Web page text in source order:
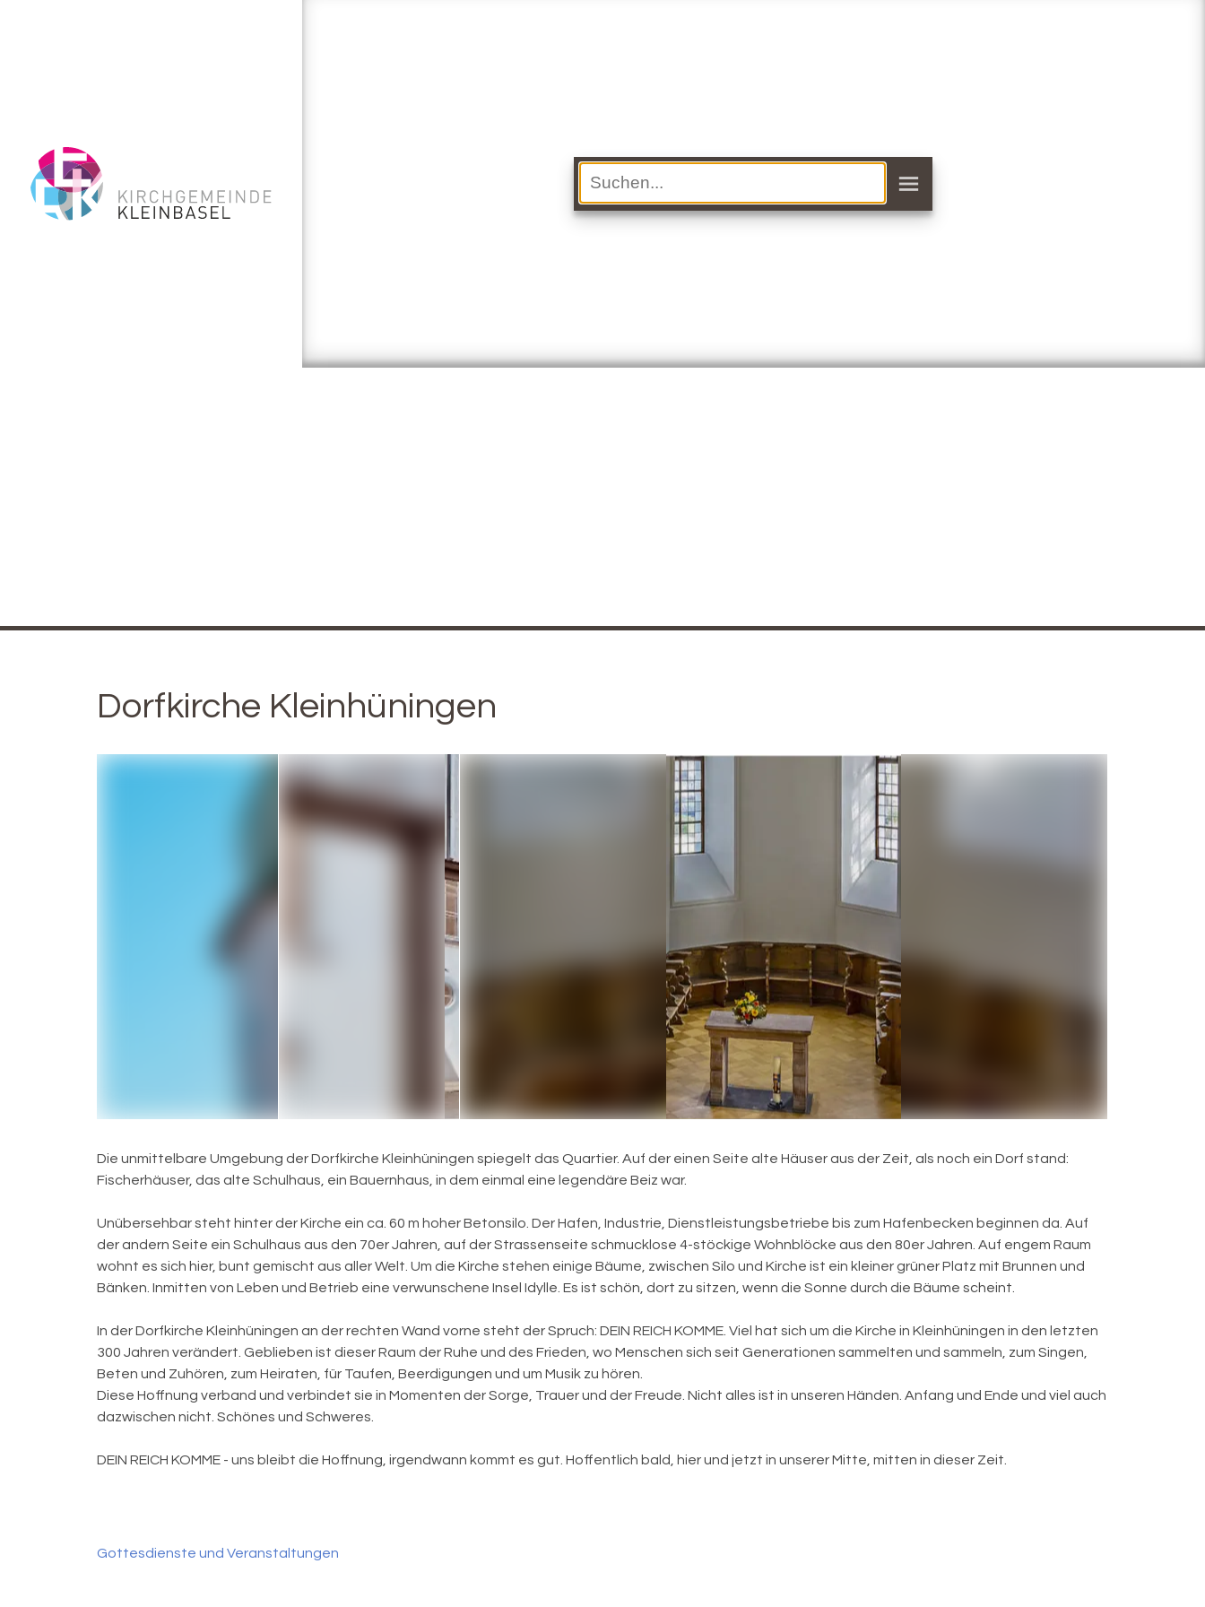
Dorfkirche Kleinhüningen
Die unmittelbare Umgebung der Dorfkirche Kleinhüningen spiegelt das Quartier. Auf der einen Seite alte Häuser aus der Zeit, als noch ein Dorf stand:
Fischerhäuser, das alte Schulhaus, ein Bauernhaus, in dem einmal eine legendäre Beiz war.
Unübersehbar steht hinter der Kirche ein ca. 60 m hoher Betonsilo. Der Hafen, Industrie, Dienstleistungsbetriebe bis zum Hafenbecken beginnen da. Auf
der andern Seite ein Schulhaus aus den 70er Jahren, auf der Strassenseite schmucklose 4-stöckige Wohnblöcke aus den 80er Jahren. Auf engem Raum
wohnt es sich hier, bunt gemischt aus aller Welt. Um die Kirche stehen einige Bäume, zwischen Silo und Kirche ist ein kleiner grüner Platz mit Brunnen und
Bänken. Inmitten von Leben und Betrieb eine verwunschene Insel Idylle. Es ist schön, dort zu sitzen, wenn die Sonne durch die Bäume scheint.
In der Dorfkirche Kleinhüningen an der rechten Wand vorne steht der Spruch: DEIN REICH KOMME. Viel hat sich um die Kirche in Kleinhüningen in den letzten
300 Jahren verändert. Geblieben ist dieser Raum der Ruhe und des Frieden, wo Menschen sich seit Generationen sammelten und sammeln, zum Singen,
Beten und Zuhören, zum Heiraten, für Taufen, Beerdigungen und um Musik zu hören.
Diese Hoffnung verband und verbindet sie in Momenten der Sorge, Trauer und der Freude. Nicht alles ist in unseren Händen. Anfang und Ende und viel auch
dazwischen nicht. Schönes und Schweres.
DEIN REICH KOMME - uns bleibt die Hoffnung, irgendwann kommt es gut. Hoffentlich bald, hier und jetzt in unserer Mitte, mitten in dieser Zeit.
Gottesdienste und Veranstaltungen